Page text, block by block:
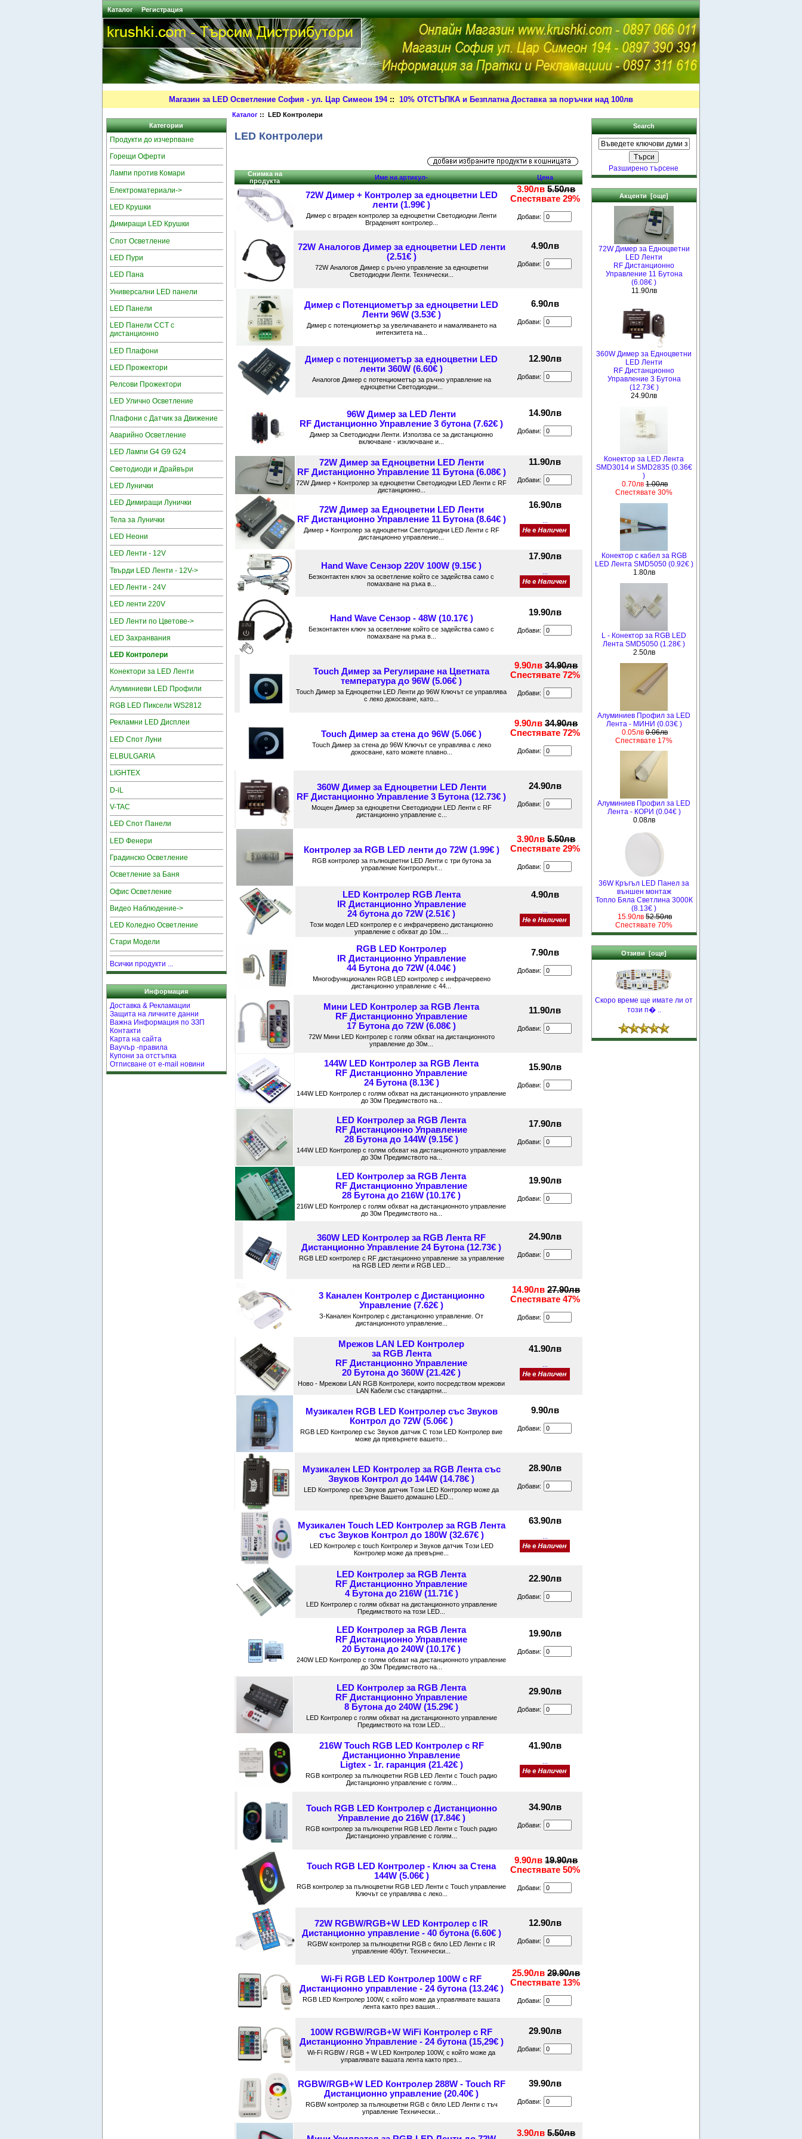
Каталог Регистрация
Магазин за LED Осветление София - ул. Цар Симеон 194:: 10% ОТСТЪПКА и Безплатна Доставка за поръчки над 100лв
Категории
Продукти до изчерпване
Горещи Оферти
Лампи против Комари
Електроматериали->
LED Крушки
Димиращи LED Крушки
Спот Осветление
LED Пури
LED Пана
Универсални LED панели
LED Панели
LED Панели CCT с
дистанционно
LED Плафони
LED Прожектори
Релсови Прожектори
LED Улично Осветление
Плафони с Датчик за Движение
Аварийно Осветление
LED Лампи G4 G9 G24
Светодиоди и Драйвъри
LED Лунички
LED Димиращи Лунички
Тела за Лунички
LED Неони
LED Ленти - 12V
Твърди LED Ленти - 12V->
LED Ленти - 24V
LED ленти 220V
LED Ленти по Цветове->
LED Захранвания
LED Контролери
Конектори за LED Ленти
Алуминиеви LED Профили
RGB LED Пиксели WS2812
Рекламни LED Дисплеи
LED Спот Луни
ELBULGARIA
LIGHTEX
D-iL
V-TAC
LED Спот Панели
LED Фенери
Градинско Осветление
Осветление за Баня
Офис Осветление
Видео Наблюдение->
LED Коледно Осветление
Стари Модели
Всички продукти ...
Информация
Доставка & Рекламации
Защита на личните данни
Важна Информация по ЗЗП
Контакти
Карта на сайта
Ваучър -правила
Купони за отстъпка
Отписване от e-mail новини
Каталог :: LED Контролери
LED Контролери
Снимка на
продукта
Име на артикул- Цена
72W Димер + Контролер за едноцветни LED
ленти (1.99€ )
Димер с вграден контролер за едноцветни Светодиодни Ленти
Вграденият контролер...
3.90лв 5.50лв
Спестявате 29%
Добави:
72W Аналогов Димер за едноцветни LED ленти
(2.51€ )
72W Аналогов Димер с ръчно управление за едноцветни
Светодиодни Ленти. Технически...
4.90лв
Добави:
Димер с Потенциометър за едноцветни LED
Ленти 96W (3.53€ )
Димер с потенциометър за увеличаването и намаляването на
интензитета на...
6.90лв
Добави:
Димер с потенциометър за едноцветни LED
ленти 360W (6.60€ )
Аналогов Димер с потенциометър за ръчно управление на
едноцветни Светодиодни...
12.90лв
Добави:
96W Димер за LED Ленти
RF Дистанционно Управление 3 бутона (7.62€ )
Димер за Светодиодни Ленти. Използва се за дистанционно
включване - изключване и...
14.90лв
Добави:
72W Димер за Едноцветни LED Ленти
RF Дистанционно Управление 11 Бутона (6.08€ )
72W Димер + Контролер за едноцветни Светодиодни LED Ленти с RF
дистанционно...
11.90лв
Добави:
72W Димер за Едноцветни LED Ленти
RF Дистанционно Управление 11 Бутона (8.64€ )
Димер + Контролер за едноцветни Светодиодни LED Ленти с RF
дистанционно управление...
16.90лв
Hand Wave Сензор 220V 100W (9.15€ )
Безконтактен ключ за осветление който се задейства само с
помахване на ръка в...
17.90лв
Hand Wave Сензор - 48W (10.17€ )
Безконтактен ключ за осветление който се задейства само с
помахване на ръка в...
19.90лв
Добави:
Touch Димер за Регулиране на Цветната
температура до 96W (5.06€ )
Touch Димер за Едноцветни LED Ленти до 96W Ключът се управлява
с леко докосване, като...
9.90лв 34.90лв
Спестявате 72%
Добави:
Touch Димер за стена до 96W (5.06€ )
Touch Димер за стена до 96W Ключът се управлява с леко
докосване, като можете плавно...
9.90лв 34.90лв
Спестявате 72%
Добави:
360W Димер за Едноцветни LED Ленти
RF Дистанционно Управление 3 Бутона (12.73€ )
Мощен Димер за едноцветни Светодиодни LED Ленти с RF
дистанционно управление с...
24.90лв
Добави:
Контролер за RGB LED ленти до 72W (1.99€ )
RGB контролер за пълноцветни LED Ленти с три бутона за
управление Контролерът...
3.90лв 5.50лв
Спестявате 29%
Добави:
LED Контролер RGB Лента
IR Дистанционно Управление
24 бутона до 72W (2.51€ )
Този модел LED контролер е с инфрачервено дистанционно
управление с обхват до 10м....
4.90лв
RGB LED Контролер
IR Дистанционно Управление
44 Бутона до 72W (4.04€ )
Многофункционален RGB LED контролер с инфрачервено
дистанционно управление с 44...
7.90лв
Добави:
Мини LED Контролер за RGB Лента
RF Дистанционно Управление
17 Бутона до 72W (6.08€ )
72W Мини LED Контролер с голям обхват на дистанционното
управление до 30м...
11.90лв
Добави:
144W LED Контролер за RGB Лента
RF Дистанционно Управление
24 Бутона (8.13€ )
144W LED Контролер с голям обхват на дистанционното управление
до 30м Предимството на...
15.90лв
Добави:
LED Контролер за RGB Лента
RF Дистанционно Управление
28 Бутона до 144W (9.15€ )
144W LED Контролер с голям обхват на дистанционното управление
до 30м Предимството на...
17.90лв
Добави:
LED Контролер за RGB Лента
RF Дистанционно Управление
28 Бутона до 216W (10.17€ )
216W LED Контролер с голям обхват на дистанционното управление
до 30м Предимството на...
19.90лв
Добави:
360W LED Контролер за RGB Лента RF
Дистанционно Управление 24 Бутона (12.73€ )
RGB LED контролер с RF дистанционно управление за управление
на RGB LED ленти и RGB LED...
24.90лв
Добави:
3 Канален Контролер с Дистанционно
Управление (7.62€ )
З-Канален Контролер с дистанционно управление. От
дистанционното управление...
14.90лв 27.90лв
Спестявате 47%
Добави:
Мрежов LAN LED Контролер
за RGB Лента
RF Дистанционно Управление
20 Бутона до 360W (21.42€ )
Ново - Мрежови LAN RGB Контролери, които посредством мрежови
LAN Кабели със стандартни...
41.90лв
Музикален RGB LED Контролер със Звуков
Контрол до 72W (5.06€ )
RGB LED Контролер със Звуков датчик С този LED Контролер вие
може да превърнете вашето...
9.90лв
Добави:
Музикален LED Контролер за RGB Лента със
Звуков Контрол до 144W (14.78€ )
LED Контролер със Звуков датчик Tози LED Контролер може да
превърне Вашето домашно LED...
28.90лв
Добави:
Музикален Touch LED Контролер за RGB Лента
със Звуков Контрол до 180W (32.67€ )
LED Контролер с touch Контролер и Звуков датчик Tози LED
Контролер може да превърне...
63.90лв
LED Контролер за RGB Лента
RF Дистанционно Управление
4 Бутона до 216W (11.71€ )
LED Контролер с голям обхват на дистанционното управление
Предимството на този LED...
22.90лв
Добави:
LED Контролер за RGB Лента
RF Дистанционно Управление
20 Бутона до 240W (10.17€ )
240W LED Контролер с голям обхват на дистанционното управление
до 30м Предимството на...
19.90лв
Добави:
LED Контролер за RGB Лента
RF Дистанционно Управление
8 Бутона до 240W (15.29€ )
LED Контролер с голям обхват на дистанционното управление
Предимството на този LED...
29.90лв
Добави:
216W Touch RGB LED Контролер с RF
Дистанционно Управление
Ligtex - 1г. гаранция (21.42€ )
RGB контролер за пълноцветни RGB LED Ленти с Touch радио
Дистанционно управление с голям...
41.90лв
Touch RGB LED Контролер с Дистанционно
Управление до 216W (17.84€ )
RGB контролер за пълноцветни RGB LED Ленти с Touch радио
Дистанционно управление с голям...
34.90лв
Добави:
Touch RGB LED Контролер - Ключ за Стена
144W (5.06€ )
RGB контролер за пълноцветни RGB LED Ленти с Touch управление
Ключът се управлява с леко...
9.90лв 19.90лв
Спестявате 50%
Добави:
72W RGBW/RGB+W LED Контролер с IR
Дистанционно управление - 40 бутона (6.60€ )
RGBW контролер за пълноцветни RGB с бяло LED Ленти с IR
управление 40бут. Технически...
12.90лв
Добави:
Wi-Fi RGB LED Контролер 100W с RF
Дистанционно управление - 24 бутона (13.24€ )
RGB LED Контролер 100W, с който може да управлявате вашата
лента както през вашия...
25.90лв 29.90лв
Спестявате 13%
Добави:
100W RGBW/RGB+W WiFi Контролер с RF
Дистанционно Управление - 24 бутона (15,29€ )
Wi-Fi RGBW / RGB + W LED Контролер 100W, с който може да
управлявате вашата лента както през...
29.90лв
Добави:
RGBW/RGB+W LED Контролер 288W - Touch RF
Дистанционно управление (20.40€ )
RGBW контролер за пълноцветни RGB с бяло LED Ленти с тъч
управление Технически...
39.90лв
Добави:
3.90лв 5.50лв
Search
Разширено търсене
Акценти [още]
72W Димер за Едноцветни
LED Ленти
RF Дистанционно
Управление 11 Бутона
(6.08€ )
11.90лв
360W Димер за Едноцветни
LED Ленти
RF Дистанционно
Управление 3 Бутона
(12.73€ )
24.90лв
Конектор за LED Лента
SMD3014 и SMD2835 (0.36€
)
0.70лв 1.00лв
Спестявате 30%
Конектор с кабел за RGB
LED Лента SMD5050 (0.92€ )
1.80лв
L - Конектор за RGB LED
Лента SMD5050 (1.28€ )
2.50лв
Алуминиев Профил за LED
Лента - МИНИ (0.03€ )
0.05лв 0.06лв
Спестявате 17%
Алуминиев Профил за LED
Лента - КОРИ (0.04€ )
0.08лв
36W Кръгъл LED Панел за
външен монтаж
Топло Бяла Светлина 3000К
(8.13€ )
15.90лв 52.50лв
Спестявате 70%
Отзиви [още]
Скоро време ще имате ли от
този п� ..